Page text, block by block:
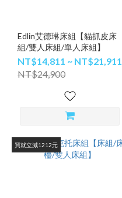
Edlin艾德琳床組【貓抓皮床
組/雙人床組/單人床組】
NT$14,811 ~ NT$21,911
NT$24,900
買就立減1212元